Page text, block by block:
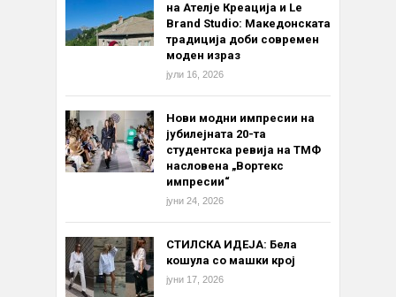
на Ателје Креација и Le
Brand Studio: Македонската
традиција доби современ
моден израз
јули 16, 2026
Нови модни импресии на
јубилејната 20-та
студентска ревија на ТМФ
насловена „Вортекс
импресии“
јуни 24, 2026
СТИЛСКА ИДЕЈА: Бела
кошула со машки крој
јуни 17, 2026